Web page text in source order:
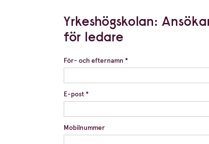
Yrkeshögskolan:
för ledare
För- och efternamn *
E-post *
Mobilnummer